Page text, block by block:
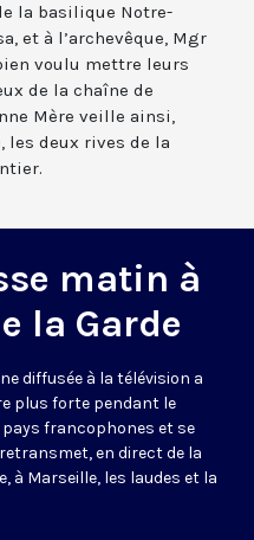
la basilique Notre-
et à l’archevêque, Mgr
voulu mettre leurs
de la chaîne de
Mère veille ainsi,
les deux rives de la
matin à
la Garde
diffusée à la télévision a
plus forte pendant le
francophones et se
en direct de la
à Marseille, les laudes et la